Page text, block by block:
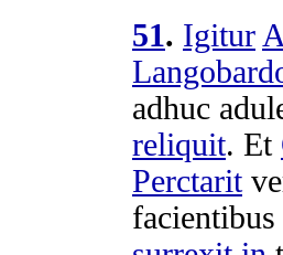
51. Igitur
adhuc
reliquit. Et
Perctarit
facientibus